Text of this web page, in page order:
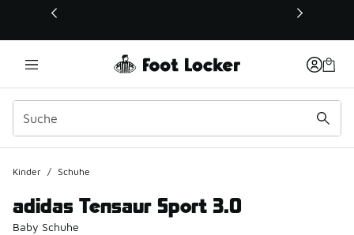
Dieser Link öffnet sich in einem neuen Fenster
Kinder / Schuhe
adidas Tensaur Sport 3.0
Baby Schuhe